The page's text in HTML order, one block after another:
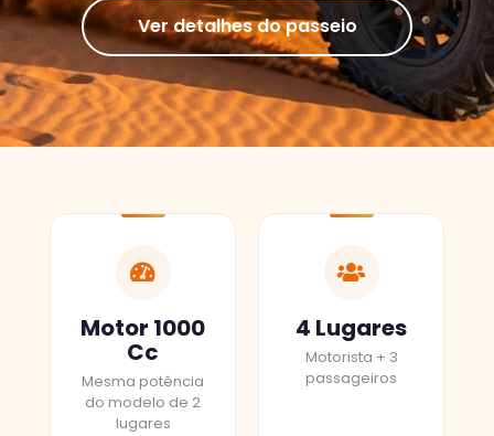
Ver detalhes do passeio
Motor 1000
Cc
Mesma potência
do modelo de 2
lugares
4 Lugares
Motorista + 3
passageiros